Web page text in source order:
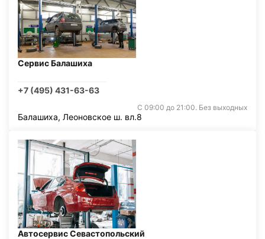
Сервис Балашиха
+7 (495) 431-63-63
С 09:00 до 21:00. Без выходных
Балашиха, Леоновское ш. вл.8
Автосервис Севастопольский